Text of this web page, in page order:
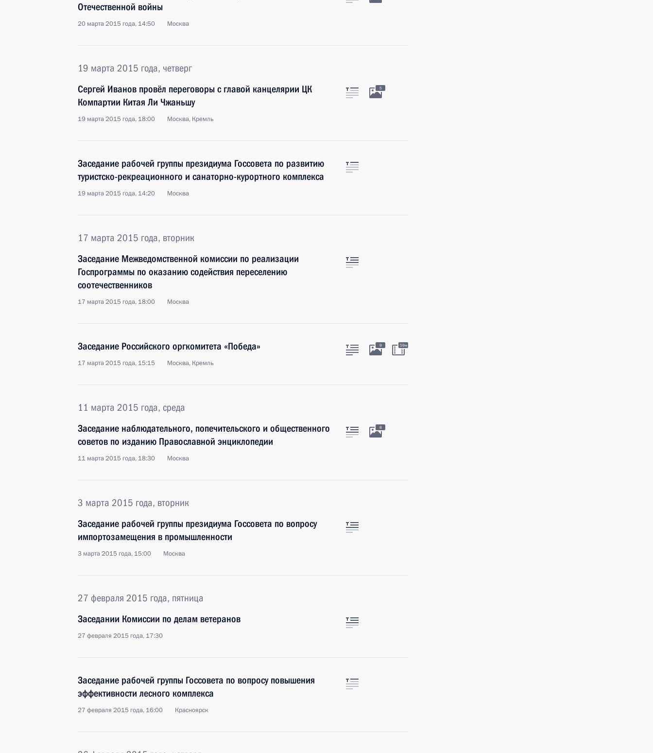
Отечественной войны
20 марта 2015 года, 14:50 Москва
19 марта 2015 года, четверг
Сергей Иванов провёл переговоры с главой канцелярии ЦК
Компартии Китая Ли Чжаньшу
19 марта 2015 года, 18:00 Москва, Кремль
5
Заседание рабочей группы президиума Госсовета по развитию
туристско-рекреационного и санаторно-курортного комплекса
19 марта 2015 года, 14:20 Москва
17 марта 2015 года, вторник
Заседание Межведомственной комиссии по реализации
Госпрограммы по оказанию содействия переселению
соотечественников
17 марта 2015 года, 18:00 Москва
Заседание Российского оргкомитета «Победа»
17 марта 2015 года, 15:15 Москва, Кремль
9 59м
11 марта 2015 года, среда
Заседание наблюдательного, попечительского и общественного
советов по изданию Православной энциклопедии
11 марта 2015 года, 18:30 Москва
8
3 марта 2015 года, вторник
Заседание рабочей группы президиума Госсовета по вопросу
импортозамещения в промышленности
3 марта 2015 года, 15:00 Москва
27 февраля 2015 года, пятница
Заседании Комиссии по делам ветеранов
27 февраля 2015 года, 17:30
Заседание рабочей группы Госсовета по вопросу повышения
эффективности лесного комплекса
27 февраля 2015 года, 16:00 Красноярск